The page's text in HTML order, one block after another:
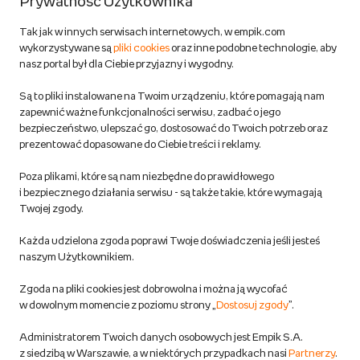
Zwroty
Reklamacje
Regulamin empik.com
Pozostałe Regulaminy Empiku
Polityka prywatności empik.com
produktów niebezpiecznych
Dostosuj zgody
Polityka prywatności empik
Do 100 zł na pierwsze zakupy w aplikacji. Pobierz i
korzystaj z kodów zniżkowych.Dowiedz się więcej
Tak jak w innych serwisach internetowych, w empik.com
wykorzystywane sąpliki cookiesoraz inne podobne technologie, aby
nasz portal był dla Ciebie przyjazny i wygodny.
Są to pliki instalowane na Twoim urządzeniu, które pomagają nam
zapewnić ważne funkcjonalności serwisu, zadbać o jego
bezpieczeństwo, ulepszać go, dostosować do Twoich potrzeb oraz
prezentować dopasowane do Ciebie treści i reklamy.
Poza plikami, które są nam niezbędne do prawidłowego
i bezpiecznego działania serwisu - są także takie, które wymagają
Twojej zgody.
Każda udzielona zgoda poprawi Twoje doświadczenia jeśli jesteś
naszym Użytkownikiem.
Zgoda na pliki cookies jest dobrowolna i można ją wycofać
w dowolnym momencie z poziomu strony „ Dostosuj zgody”.
Administratorem Twoich danych osobowych jest Empik S.A.
z siedzibą w Warszawie, a w niektórych przypadkach nasi Partnerzy.